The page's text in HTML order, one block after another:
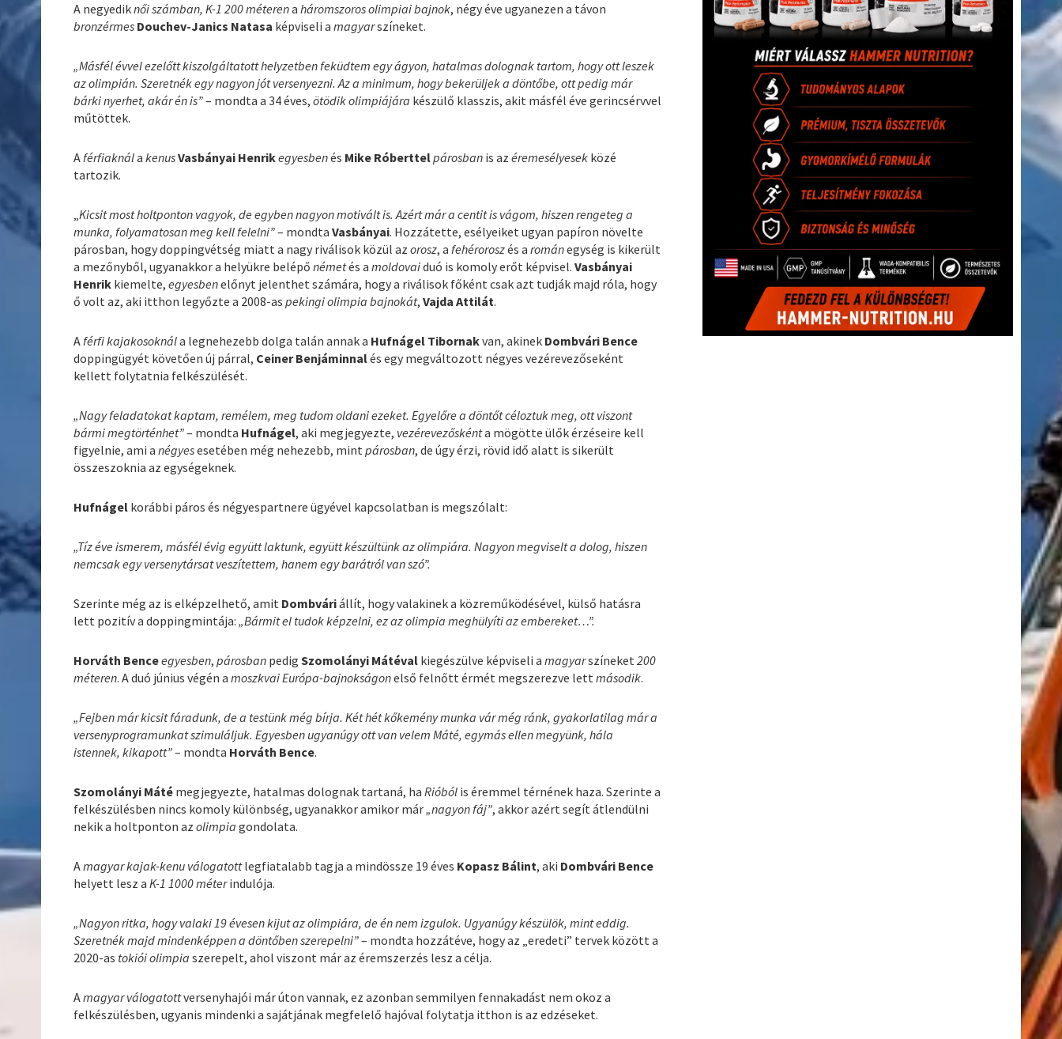
A negyediknői számban, K-1 200 méterenaháromszoros olimpiai bajnok, négy éve ugyanezen a távon
bronzérmes Douchev-Janics Natasa képviseli amagyarszíneket.
„Másfél évvel ezelőtt kiszolgáltatott helyzetben feküdtem egy ágyon, hatalmas dolognak tartom, hogy ott leszek
az olimpián. Szeretnék egy nagyon jót versenyezni. Az a minimum, hogy bekerüljek a döntőbe, ott pedig már
bárki nyerhet, akár én is”– mondta a 34 éves,ötödik olimpiájára készülő klasszis, akit másfél éve gerincsérvvel
műtöttek.
AférfiaknálakenusVasbányai Henrikegyesbenés Mike Róberttelpárosban is azéremesélyesek közé
tartozik.
„Kicsit most holtponton vagyok, de egyben nagyon motivált is. Azért már a centit is vágom, hiszen rengeteg a
munka, folyamatosan meg kell felelni”– mondtaVasbányai. Hozzátette, esélyeiket ugyan papíron növelte
párosban, hogy doppingvétség miatt a nagy riválisok közül azorosz, afehéroroszés arománegység is kikerült
a mezőnyből, ugyanakkor a helyükre belépőnémetés amoldovaiduó is komoly erőt képvisel.Vasbányai
Henrik kiemelte,egyesbenelőnyt jelenthet számára, hogy a riválisok főként csak azt tudják majd róla, hogy
ő volt az, aki itthon legyőzte a 2008-aspekingi olimpia bajnokát,Vajda Attilát.
Aférfi kajakosoknála legnehezebb dolga talán annak a Hufnágel Tibornakvan, akinek Dombvári Bence
doppingügyét követően új párral, Ceiner Benjáminnalés egy megváltozott négyes vezérevezőseként
kellett folytatnia felkészülését.
„Nagy feladatokat kaptam, remélem, meg tudom oldani ezeket. Egyelőre a döntőt céloztuk meg, ott viszont
bármi megtörténhet”– mondta Hufnágel, aki megjegyezte, vezérevezőskénta mögötte ülők érzéseire kell
figyelnie, ami anégyesesetében még nehezebb, mintpárosban, de úgy érzi, rövid idő alatt is sikerült
összeszoknia az egységeknek.
Hufnágel korábbi páros és négyespartnere ügyével kapcsolatban is megszólalt:
„Tíz éve ismerem, másfél évig együtt laktunk, együtt készültünk az olimpiára. Nagyon megviselt a dolog, hiszen
nemcsak egy versenytársat veszítettem, hanem egy barátról van szó”.
Szerinte még az is elképzelhető, amit Dombváriállít, hogy valakinek a közreműködésével, külső hatásra
lett pozitív a doppingmintája:„Bármit el tudok képzelni, ez az olimpia meghülyíti az embereket…”.
Horváth Benceegyesben,párosban pedigSzomolányi Mátéval kiegészülve képviseli amagyarszíneket200
méteren. A duó június végén a moszkvai Európa-bajnokságonelső felnőtt érmét megszerezve lettmásodik.
„Fejben már kicsit fáradunk, de a testünk még bírja. Két hét kőkemény munka vár még ránk, gyakorlatilag már a
versenyprogramunkat szimuláljuk. Egyesben ugyanúgy ott van velem Máté, egymás ellen megyünk, hála
istennek, kikapott”– mondta Horváth Bence.
Szomolányi Máté megjegyezte, hatalmas dolognak tartaná, haRióból is éremmel térnének haza. Szerinte a
felkészülésben nincs komoly különbség, ugyanakkor amikor már„nagyon fáj”, akkor azért segít átlendülni
nekik a holtponton azolimpia gondolata.
Amagyar kajak-kenu válogatottlegfiatalabb tagja a mindössze 19 éves Kopasz Bálint, aki Dombvári Bence
helyett lesz aK-1 1000 méterindulója.
„Nagyon ritka, hogy valaki 19 évesen kijut az olimpiára, de én nem izgulok. Ugyanúgy készülök, mint eddig.
Szeretnék majd mindenképpen a döntőben szerepelni”– mondta hozzátéve, hogy az „eredeti” tervek között a
2020-as tokiói olimpia szerepelt, ahol viszont már az éremszerzés lesz a célja.
Amagyar válogatottversenyhajói már úton vannak, ez azonban semmilyen fennakadást nem okoz a
felkészülésben, ugyanis mindenki a sajátjának megfelelő hajóval folytatja itthon is az edzéseket.